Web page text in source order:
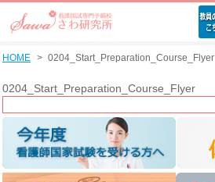
HOME 0204_Start_Preparation_Course_Flyer
0204_Start_Preparation_Course_Flyer